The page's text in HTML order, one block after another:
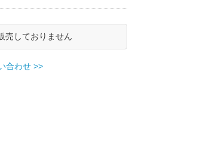
売しておりません
合わせ >>